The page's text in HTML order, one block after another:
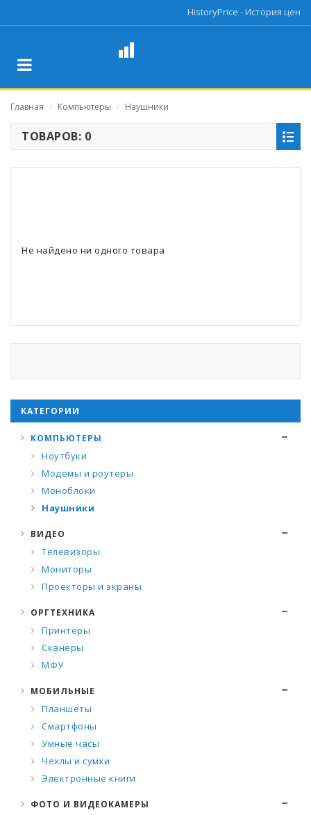
HistoryPrice - История цен
Главная / Компьютеры / Наушники
ТОВАРОВ: 0
Не найдено ни одного товара
КАТЕГОРИИ
КОМПЬЮТЕРЫ
Ноутбуки
Модемы и роутеры
Моноблоки
Наушники
ВИДЕО
Телевизоры
Мониторы
Проекторы и экраны
ОРГТЕХНИКА
Принтеры
Сканеры
МФУ
МОБИЛЬНЫЕ
Планшеты
Смартфоны
Умные часы
Чехлы и сумки
Электронные книги
ФОТО И ВИДЕОКАМЕРЫ